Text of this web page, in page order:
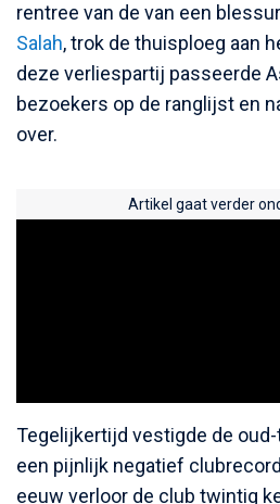
rentree van de van een
Salah, trok de thuisploeg aan
deze verliespartij passeerde
bezoekers op de ranglijst en
over.
Artikel gaat verder
Tegelijkertijd vestigde de
een pijnlijk negatief
eeuw verloor de club twintig